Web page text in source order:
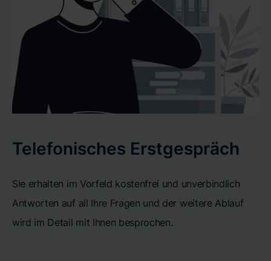
Telefonisches Erstgespräch
Sie erhalten im Vorfeld kostenfrei und unverbindlich
Antworten auf all Ihre Fragen und der weitere Ablauf
wird im Detail mit Ihnen besprochen.